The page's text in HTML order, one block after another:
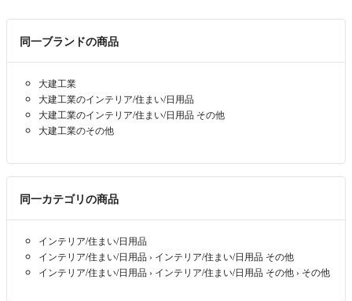
出品者 K- 6ヶ月前
ご返信ありがとうございます！
購入させて頂きます。
ゆき - 6ヶ月前
あります☺︎
こちらはまだ在庫ございますか？
ゆき - 6ヶ月前
同一ブランドの商品
大建工業
大建工業のインテリア/住まい/日用品
大建工業のインテリア/住まい/日用品 その他
大建工業のその他
同一カテゴリの商品
インテリア/住まい/日用品
インテリア/住まい/日用品 › インテリア/住まい/日用品 その他
インテリア/住まい/日用品 › インテリア/住まい/日用品 その他 › その他